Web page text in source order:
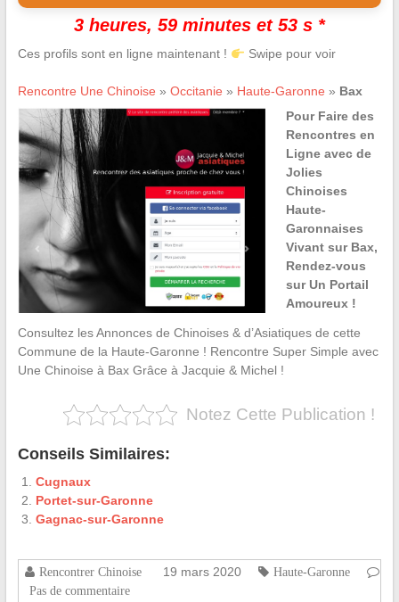
3 heures, 59 minutes et 53 s *
Ces profils sont en ligne maintenant ! Swipe pour voir
Rencontre Une Chinoise » Occitanie » Haute-Garonne » Bax
Pour Faire des
Rencontres en
Ligne avec de
Jolies
Chinoises
Haute-
Garonnaises
Vivant sur Bax,
Rendez-vous
sur Un Portail
Amoureux !
Consultez les Annonces de Chinoises & d’Asiatiques de cette
Commune de la Haute-Garonne ! Rencontre Super Simple avec
Une Chinoise à Bax Grâce à Jacquie & Michel !
Notez Cette Publication !
Conseils Similaires:
Cugnaux
Portet-sur-Garonne
Gagnac-sur-Garonne
Rencontrer Chinoise 19 mars 2020
Haute-Garonne
Pas de commentaire